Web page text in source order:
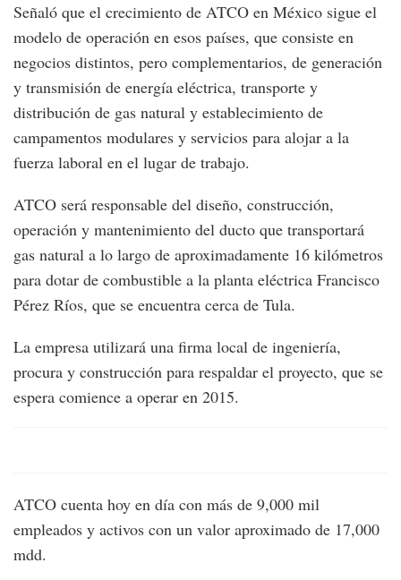
Señaló que el crecimiento de ATCO en México sigue el
modelo de operación en esos países, que consiste en
negocios distintos, pero complementarios, de generación
y transmisión de energía eléctrica, transporte y
distribución de gas natural y establecimiento de
campamentos modulares y servicios para alojar a la
fuerza laboral en el lugar de trabajo.
ATCO será responsable del diseño, construcción,
operación y mantenimiento del ducto que transportará
gas natural a lo largo de aproximadamente 16 kilómetros
para dotar de combustible a la planta eléctrica Francisco
Pérez Ríos, que se encuentra cerca de Tula.
La empresa utilizará una firma local de ingeniería,
procura y construcción para respaldar el proyecto, que se
espera comience a operar en 2015.
ATCO cuenta hoy en día con más de 9,000 mil
empleados y activos con un valor aproximado de 17,000
mdd.